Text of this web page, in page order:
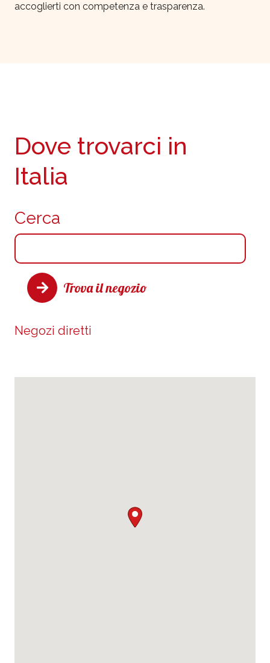
accoglierti con competenza e trasparenza.
Cerca
Trova il negozio
Dove trovarci in
Italia
Negozi diretti